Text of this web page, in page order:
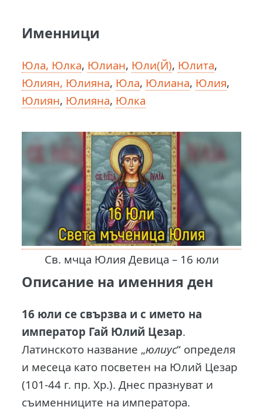
Именници
Юла, Юлка, Юлиан, Юли(Й), Юлита,
Юлиян, Юлияна, Юла, Юлиана, Юлия,
Юлиян, Юлияна, Юлка
Св. мчца Юлия Девица – 16 юли
Описание на именния ден
16 юли се свързва и с името на
император Гай Юлий Цезар.
Латинското название „юлиус“ определя
и месеца като посветен на Юлий Цезар
(101-44 г. пр. Хр.). Днес празнуват и
съименниците на императора.